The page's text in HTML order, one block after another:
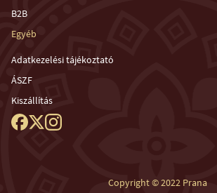
B2B
Egyéb
Adatkezelési tájékoztató
ÁSZF
Kiszállítás
Copyright © 2022 Prana